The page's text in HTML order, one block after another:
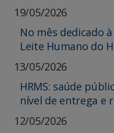
19/05/2026
No mês dedicado
Leite Humano do
13/05/2026
HRMS: saúde
nível de entrega e
12/05/2026